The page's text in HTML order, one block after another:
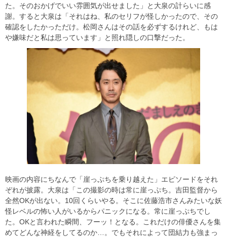
た。そのおかげでいい雰囲気が出せました」と大泉の計らいに感
謝。すると大泉は「それはね、私のセリフが怪しかったので、その
確認をしたかっただけ。松岡さんはその話を必ずするけれど、もは
や嫌味だと私は思っています」と照れ隠しの口撃だった。
映画の内容にちなんで「崖っぷちを乗り越えた」エピソードをそれ
ぞれが披露。大泉は「この撮影の時は常に崖っぷち。吉田監督から
全然OKが出ない。10回くらいやる。そこに佐藤浩市さんみたいな妖
怪レベルの怖い人がいるからパニックになる。常に崖っぷちでし
た。OKと言われた瞬間、フーッ！となる。これだけの俳優さんを集
めてどんな神経をしてるのか…。でもそれによって団結力も強まっ